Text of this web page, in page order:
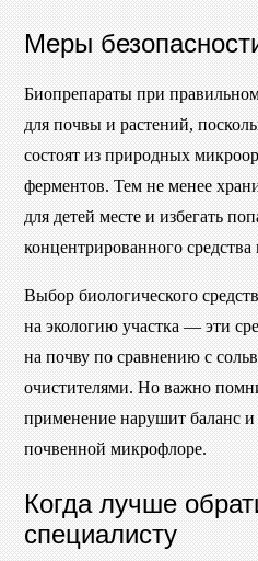
Меры
Биопрепараты при
для почвы и растений,
состоят из природных
ферментов. Тем не менее
для детей месте и избегать
концентрированного средства
Выбор биологического
на экологию участка — эти
на почву по сравнению с
очистителями. Но важно
применение нарушит баланс
почвенной микрофлоре.
Когда лучше
специалисту